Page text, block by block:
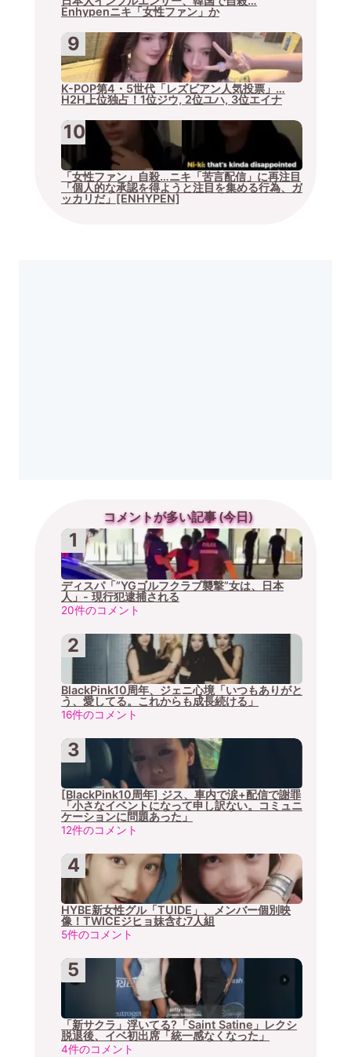
Enhypenニキ「女性ファン」か
K-POP第4・5世代「レズビアン人気投票」…
H2H上位独占！1位ジウ, 2位ユハ, 3位エイナ
「女性ファン」自殺…ニキ「苦言配信」に再注目
「個人的な承認を得ようと注目を集める行為、ガ
ッカリだ」[ENHYPEN]
コメントが多い記事 (今日)
ディスパ「”YGゴルフクラブ襲撃”女は、日本
人」- 現行犯逮捕される
20件のコメント
BlackPink10周年、ジェニ心境「いつもありがと
う、愛してる。これからも成長続ける」
16件のコメント
[BlackPink10周年] ジス、車内で涙+配信で謝罪
「小さなイベントになって申し訳ない。コミュニ
ケーションに問題あった」
12件のコメント
HYBE新女性グル「TUIDE」、メンバー個別映
像！TWICEジヒョ妹含む7人組
5件のコメント
「新サクラ」浮いてる?「Saint Satine」レクシ
脱退後、イベ初出席「統一感なくなった」
4件のコメント